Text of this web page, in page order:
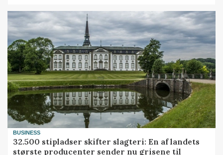
BUSINESS
32.500 stipladser skifter slagteri: En af landets
største producenter sender nu grisene til